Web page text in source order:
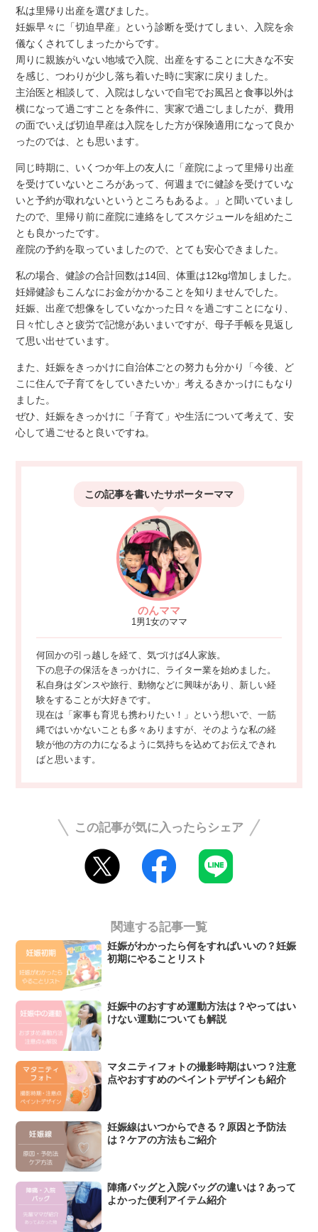
私は里帰り出産を選びました。
妊娠早々に「切迫早産」という診断を受けてしまい、入院を余
儀なくされてしまったからです。
周りに親族がいない地域で入院、出産をすることに大きな不安
を感じ、つわりが少し落ち着いた時に実家に戻りました。
主治医と相談して、入院はしないで自宅でお風呂と食事以外は
横になって過ごすことを条件に、実家で過ごしましたが、費用
の面でいえば切迫早産は入院をした方が保険適用になって良か
ったのでは、とも思います。
同じ時期に、いくつか年上の友人に「産院によって里帰り出産
を受けていないところがあって、何週までに健診を受けていな
いと予約が取れないというところもあるよ。」と聞いていまし
たので、里帰り前に産院に連絡をしてスケジュールを組めたこ
とも良かったです。
産院の予約を取っていましたので、とても安心できました。
私の場合、健診の合計回数は14回、体重は12kg増加しました。
妊婦健診もこんなにお金がかかることを知りませんでした。
妊娠、出産で想像をしていなかった日々を過ごすことになり、
日々忙しさと疲労で記憶があいまいですが、母子手帳を見返し
て思い出せています。
また、妊娠をきっかけに自治体ごとの努力も分かり「今後、ど
こに住んで子育てをしていきたいか」考えるきかっけにもなり
ました。
ぜひ、妊娠をきっかけに「子育て」や生活について考えて、安
心して過ごせると良いですね。
この記事を書いたサポーターママ
のんママ
1男1女のママ
何回かの引っ越しを経て、気づけば4人家族。
下の息子の保活をきっかけに、ライター業を始めました。
私自身はダンスや旅行、動物などに興味があり、新しい経
験をすることが大好きです。
現在は「家事も育児も携わりたい！」という想いで、一筋
縄ではいかないことも多々ありますが、そのような私の経
験が他の方の力になるように気持ちを込めてお伝えできれ
ばと思います。
この記事が気に入ったらシェア
関連する記事一覧
妊娠がわかったら何をすればいいの？妊娠
初期にやることリスト
妊娠中のおすすめ運動方法は？やってはい
けない運動についても解説
マタニティフォトの撮影時期はいつ？注意
点やおすすめのペイントデザインも紹介
妊娠線はいつからできる？原因と予防法
は？ケアの方法もご紹介
陣痛バッグと入院バッグの違いは？あって
よかった便利アイテム紹介